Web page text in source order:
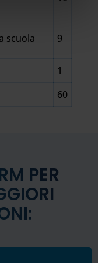
scuola 9
1
60
PER